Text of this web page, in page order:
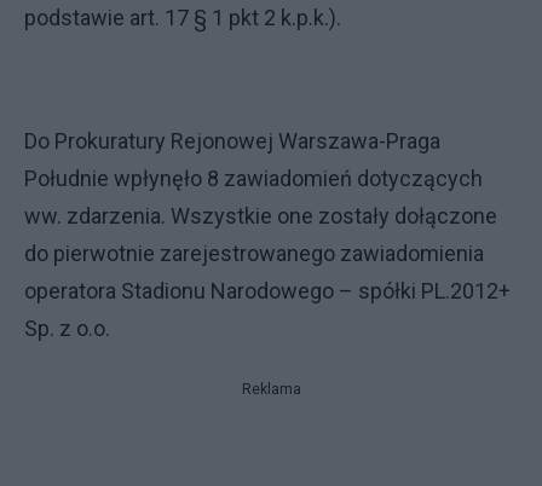
podstawie art. 17 § 1 pkt 2 k.p.k.).
Do Prokuratury Rejonowej Warszawa-Praga
Południe wpłynęło 8 zawiadomień dotyczących
ww. zdarzenia. Wszystkie one zostały dołączone
do pierwotnie zarejestrowanego zawiadomienia
operatora Stadionu Narodowego – spółki PL.2012+
Sp. z o.o.
Reklama